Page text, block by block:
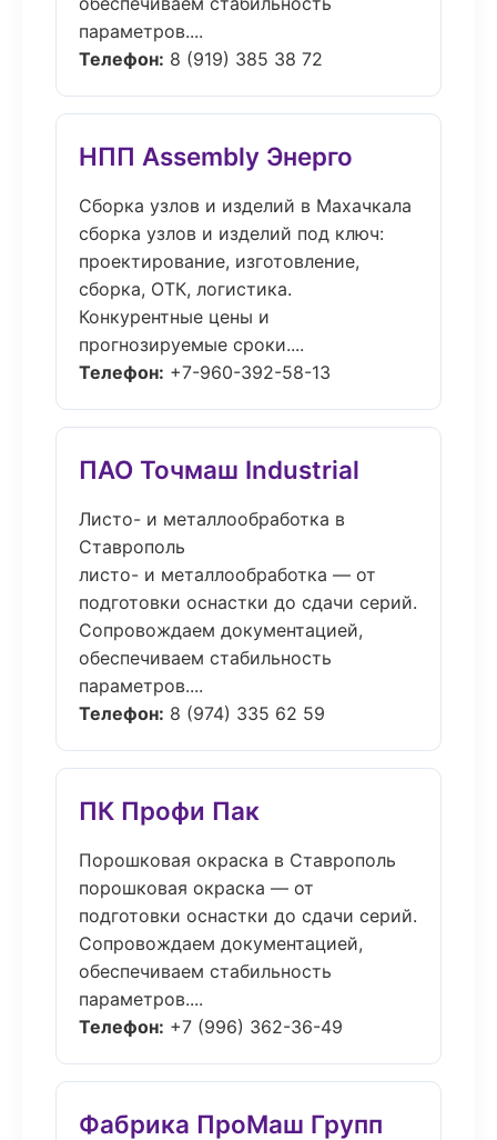
параметров....
Телефон: 8 (919) 385 38 72
НПП Assembly Энерго
Сборка узлов и изделий в Махачкала
сборка узлов и изделий под ключ:
проектирование, изготовление,
сборка, ОТК, логистика.
Конкурентные цены и
прогнозируемые сроки....
Телефон: +7-960-392-58-13
ПАО Точмаш Industrial
Листо- и металлообработка в
Ставрополь
листо- и металлообработка — от
подготовки оснастки до сдачи серий.
Сопровождаем документацией,
обеспечиваем стабильность
параметров....
Телефон: 8 (974) 335 62 59
ПК Профи Пак
Порошковая окраска в Ставрополь
порошковая окраска — от
подготовки оснастки до сдачи серий.
Сопровождаем документацией,
обеспечиваем стабильность
параметров....
Телефон: +7 (996) 362-36-49
Фабрика ПроМаш Групп